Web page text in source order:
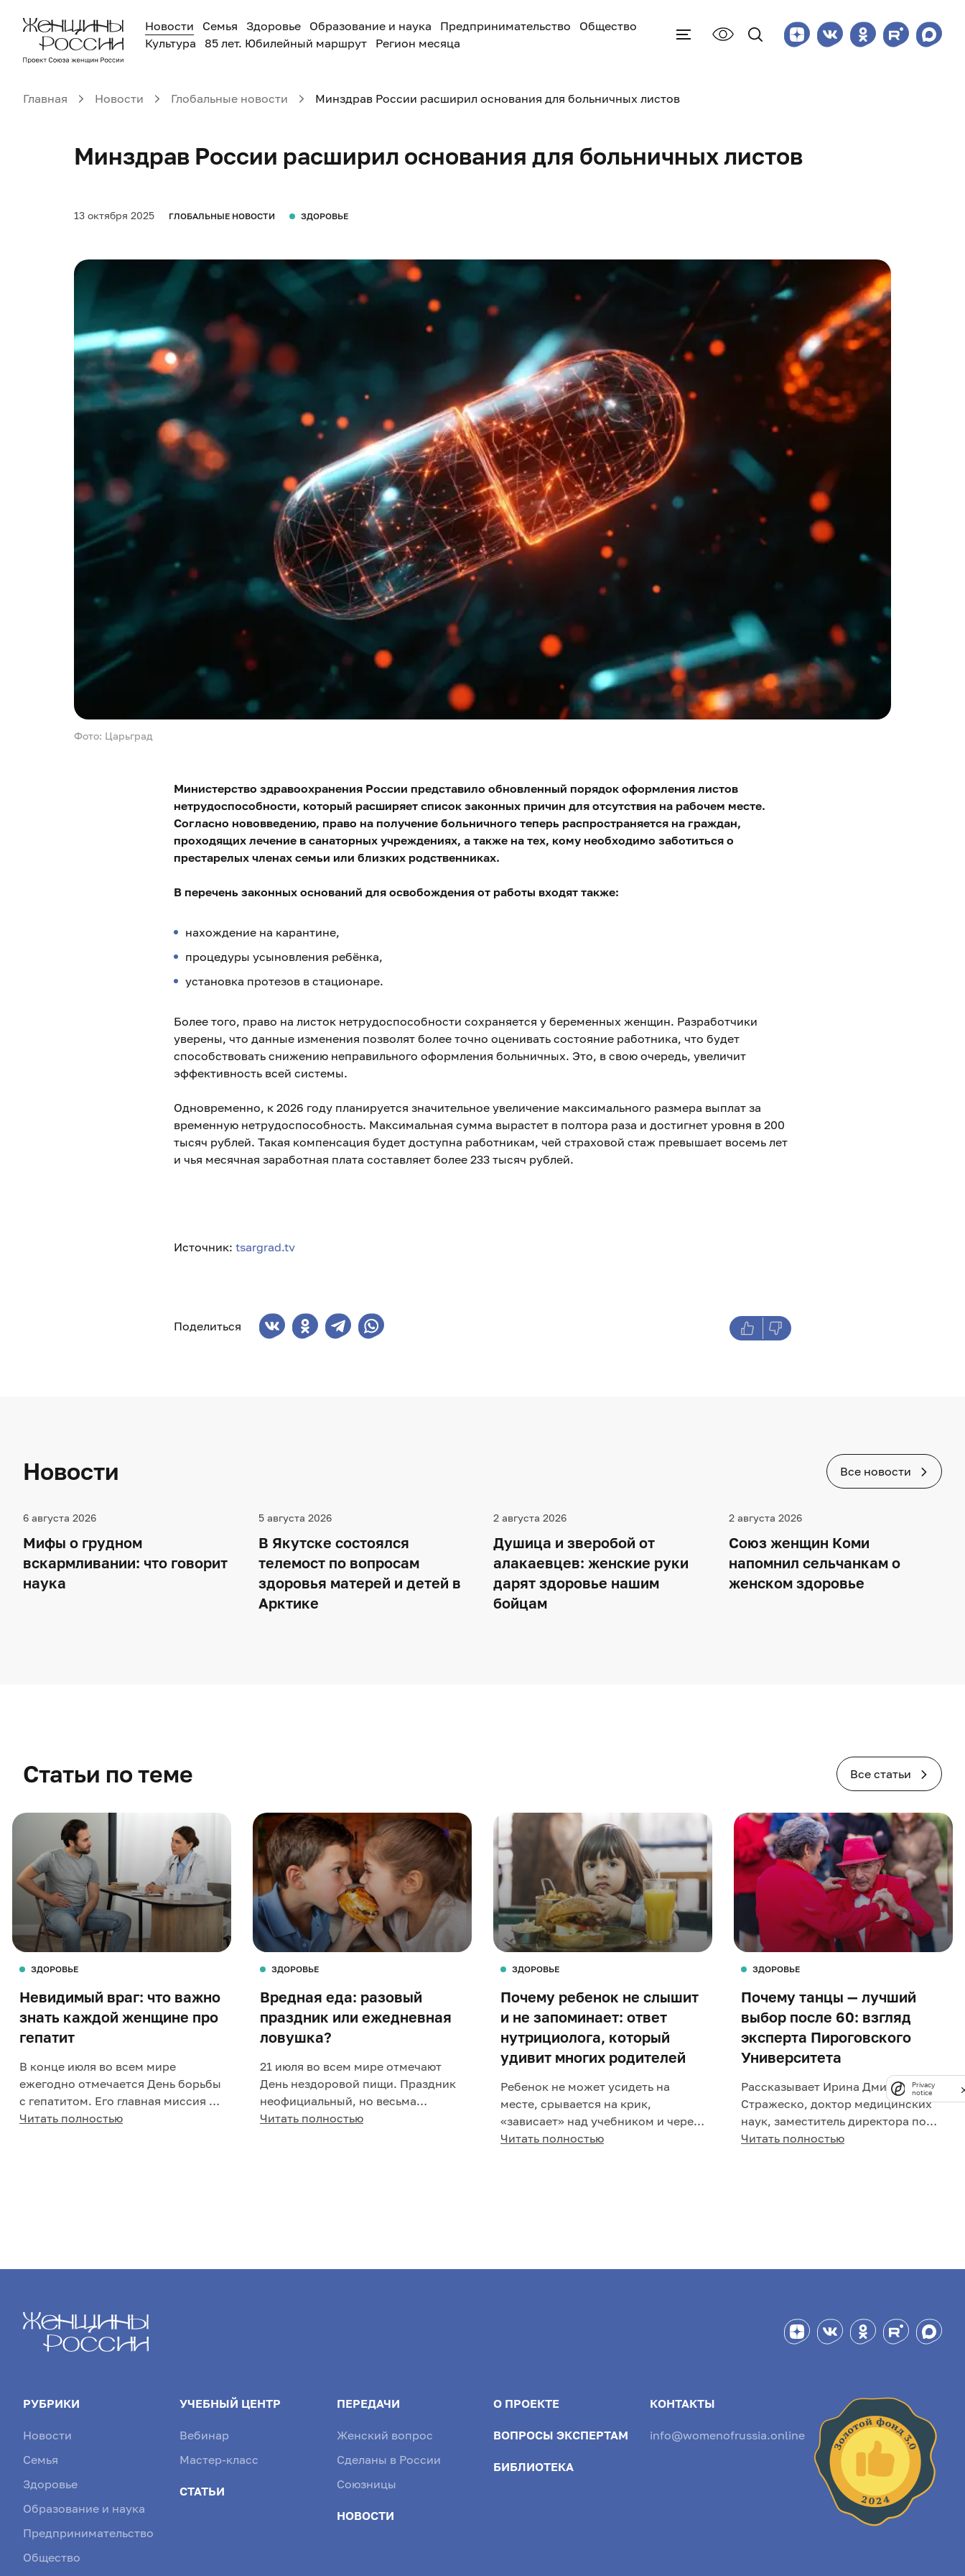
Новости Семья Здоровье Образование и наука Предпринимательство
Общество
Культура
85 лет. Юбилейный маршрут Регион месяца
Главная Новости Глобальные новости Минздрав России расширил основания для больничных листов
Минздрав России расширил основания для больничных листов
13 октября 2025 ГЛОБАЛЬНЫЕ НОВОСТИ ЗДОРОВЬЕ
Фото: Царьград
Министерство здравоохранения России представило обновленный порядок оформления листов
нетрудоспособности, который расширяет список законных причин для отсутствия на рабочем месте.
Согласно нововведению, право на получение больничного теперь распространяется на граждан,
проходящих лечение в санаторных учреждениях, а также на тех, кому необходимо заботиться о
престарелых членах семьи или близких родственниках.
В перечень законных оснований для освобождения от работы входят также:
нахождение на карантине,
процедуры усыновления ребёнка,
установка протезов в стационаре.
Более того, право на листок нетрудоспособности сохраняется у беременных женщин. Разработчики
уверены, что данные изменения позволят более точно оценивать состояние работника, что будет
способствовать снижению неправильного оформления больничных. Это, в свою очередь, увеличит
эффективность всей системы.
Одновременно, к 2026 году планируется значительное увеличение максимального размера выплат за
временную нетрудоспособность. Максимальная сумма вырастет в полтора раза и достигнет уровня в 200
тысяч рублей. Такая компенсация будет доступна работникам, чей страховой стаж превышает восемь лет
и чья месячная заработная плата составляет более 233 тысяч рублей.
Источник: tsargrad.tv
Поделиться
Новости Все новости
6 августа 2026
Мифы о грудном
вскармливании: что говорит
наука
5 августа 2026
В Якутске состоялся
телемост по вопросам
здоровья матерей и детей в
Арктике
2 августа 2026
Душица и зверобой от
алакаевцев: женские руки
дарят здоровье нашим
бойцам
2 августа 2026
Союз женщин Коми
напомнил сельчанкам о
женском здоровье
Статьи по теме Все статьи
ЗДОРОВЬЕ
Невидимый враг: что важно
знать каждой женщине про
гепатит
В конце июля во всем мире
ежегодно отмечается День борьбы
с гепатитом. Его главная миссия –
повысить уровень
Читать полностью
ЗДОРОВЬЕ
Вредная еда: разовый
праздник или ежедневная
ловушка?
21 июля во всем мире отмечают
День нездоровой пищи. Праздник
неофициальный, но весьма
говорящий. Фаст-фуд давно
Читать полностью
ЗДОРОВЬЕ
Почему ребенок не слышит
и не запоминает: ответ
нутрициолога, который
удивит многих родителей
Ребенок не может усидеть на
месте, срывается на крик,
«зависает» над учебником и через
минуту забывает, что прочитал.
Читать полностью
ЗДОРОВЬЕ
Почему танцы — лучший
выбор после 60: взгляд
эксперта Пироговского
Университета
Рассказывает Ирина Дмитриевна
Стражеско, доктор медицинских
наук, заместитель директора по
трансляционной медицине НКЦ
Читать полностью
РУБРИКИ
Новости
Семья
Здоровье
Образование и наука
Предпринимательство
Общество
УЧЕБНЫЙ ЦЕНТР
Вебинар
Мастер-класс
СТАТЬИ
ПЕРЕДАЧИ
Женский вопрос
Сделаны в России
Союзницы
НОВОСТИ
О ПРОЕКТЕ
ВОПРОСЫ ЭКСПЕРТАМ
БИБЛИОТЕКА
КОНТАКТЫ
info@womenofrussia.online
Privacy
notice